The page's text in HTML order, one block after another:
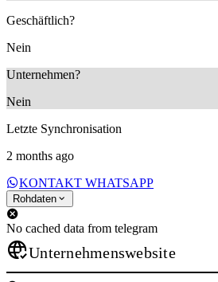
Geschäftlich?
Nein
Unternehmen?
Nein
Letzte Synchronisation
2 months ago
KONTAKT WHATSAPP
Rohdaten
No cached data from telegram
Unternehmenswebsite